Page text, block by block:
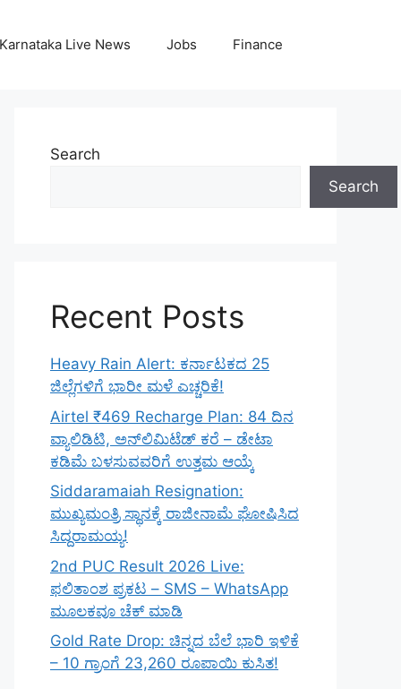
Karnataka Live News Jobs Finance
Search
Search
Recent Posts
Heavy Rain Alert: ಕರ್ನಾಟಕದ 25
ಜಿಲ್ಲೆಗಳಿಗೆ ಭಾರೀ ಮಳೆ ಎಚ್ಚರಿಕೆ!
Airtel ₹469 Recharge Plan: 84 ದಿನ
ವ್ಯಾಲಿಡಿಟಿ, ಅನ್‌ಲಿಮಿಟೆಡ್ ಕರೆ – ಡೇಟಾ
ಕಡಿಮೆ ಬಳಸುವವರಿಗೆ ಉತ್ತಮ ಆಯ್ಕೆ
Siddaramaiah Resignation:
ಮುಖ್ಯಮಂತ್ರಿ ಸ್ಥಾನಕ್ಕೆ ರಾಜೀನಾಮೆ ಘೋಷಿಸಿದ
ಸಿದ್ದರಾಮಯ್ಯ!
2nd PUC Result 2026 Live:
ಫಲಿತಾಂಶ ಪ್ರಕಟ – SMS – WhatsApp
ಮೂಲಕವೂ ಚೆಕ್ ಮಾಡಿ
Gold Rate Drop: ಚಿನ್ನದ ಬೆಲೆ ಭಾರಿ ಇಳಿಕೆ
– 10 ಗ್ರಾಂಗೆ 23,260 ರೂಪಾಯಿ ಕುಸಿತ!